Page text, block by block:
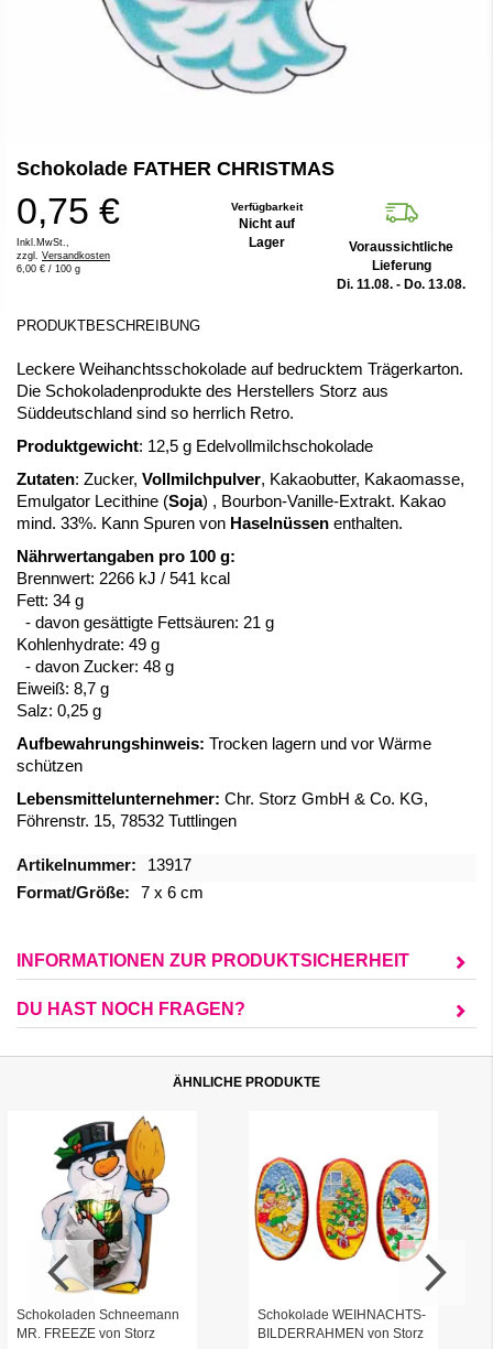
Anfang
Bildergalerie
springen
Schokolade FATHER CHRISTMAS
0,75 €
Inkl.MwSt.,
zzgl. Versandkosten
6,00 € / 100 g
Verfügbarkeit
Nicht auf
Lager
Voraussichtliche
Lieferung
Di. 11.08. - Do. 13.08.
PRODUKTBESCHREIBUNG
Leckere Weihanchtsschokolade auf bedrucktem Trägerkarton.
Die Schokoladenprodukte des Herstellers Storz aus
Süddeutschland sind so herrlich Retro.
Produktgewicht: 12,5 g Edelvollmilchschokolade
Zutaten: Zucker, Vollmilchpulver, Kakaobutter, Kakaomasse,
Emulgator Lecithine (Soja) , Bourbon-Vanille-Extrakt. Kakao
mind. 33%. Kann Spuren von Haselnüssen enthalten.
Nährwertangaben pro 100 g:
Brennwert: 2266 kJ / 541 kcal
Fett: 34 g
- davon gesättigte Fettsäuren: 21 g
Kohlenhydrate: 49 g
- davon Zucker: 48 g
Eiweiß: 8,7 g
Salz: 0,25 g
Aufbewahrungshinweis: Trocken lagern und vor Wärme
schützen
Lebensmittelunternehmer: Chr. Storz GmbH & Co. KG,
Föhrenstr. 15, 78532 Tuttlingen
Mehr
Informationen
13917
7 x 6 cm
INFORMATIONEN ZUR PRODUKTSICHERHEIT
DU HAST NOCH FRAGEN?
ÄHNLICHE PRODUKTE
Schokoladen Schneemann
MR. FREEZE von Storz
Schokolade WEIHNACHTS-
BILDERRAHMEN von Storz